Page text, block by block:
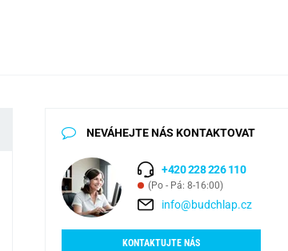
NEVÁHEJTE NÁS KONTAKTOVAT
+420 228 226 110
(Po - Pá: 8-16:00)
info@budchlap.cz
KONTAKTUJTE NÁS